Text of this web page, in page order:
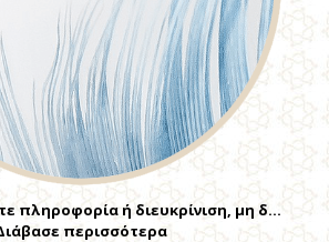
πληροφορία ή διευκρίνιση, μη δ…
περισσότερα